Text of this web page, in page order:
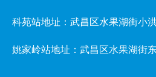
科苑站地址：武昌区水果湖街小
姚家岭站地址：武昌区水果湖街